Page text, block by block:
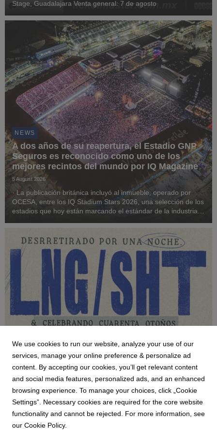
Stage, Guadalajara Venta general: 7 de agosto
NEWS
A dos años de su reapertura, el Estadio GNP
Seguros es reconocido como uno de los
mejores recintos del mundo por IQ Magazine
5 August 2026
· La publicación británica incluyó al inmueble, operado por
OCESA, entre los IQ Stadium Stars 2026, una selección de los
estadios que hoy están marcando el estándar de la industria
Invitación Conferencia de Prensa LNG/SHT
Le invitamos cordialmente a la conferencia de prensa con una
LNG/SHT, quien interrumpirá su retiro de los escenarios por
una sola noche, con la finalidad de celebrar su cumpleaños
We use cookies to run our website, analyze your use of our
services, manage your online preference & personalize ad
content. By accepting our cookies, you’ll get relevant content
and social media features, personalized ads, and an enhanced
browsing experience. To manage your choices, click „Cookie
Settings”. Necessary cookies are required for the core website
functionality and cannot be rejected. For more information, see
our Cookie Policy.